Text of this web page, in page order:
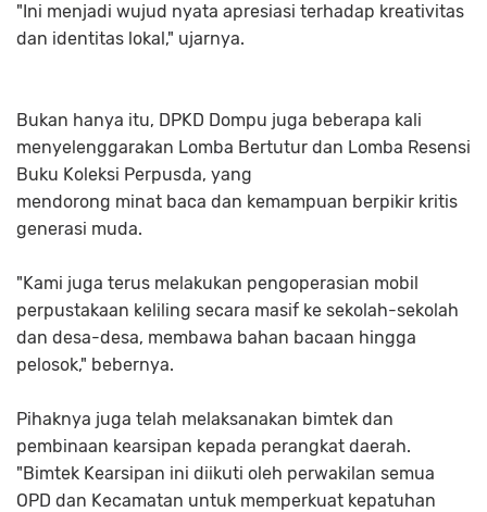
"Ini menjadi wujud nyata apresiasi terhadap kreativitas
dan identitas lokal," ujarnya.
Bukan hanya itu, DPKD Dompu juga beberapa kali
menyelenggarakan Lomba Bertutur dan Lomba Resensi
Buku Koleksi Perpusda, yang
mendorong minat baca dan kemampuan berpikir kritis
generasi muda.
"Kami juga terus melakukan pengoperasian mobil
perpustakaan keliling secara masif ke sekolah-sekolah
dan desa-desa, membawa bahan bacaan hingga
pelosok," bebernya.
Pihaknya juga telah melaksanakan bimtek dan
pembinaan kearsipan kepada perangkat daerah.
"Bimtek Kearsipan ini diikuti oleh perwakilan semua
OPD dan Kecamatan untuk memperkuat kepatuhan